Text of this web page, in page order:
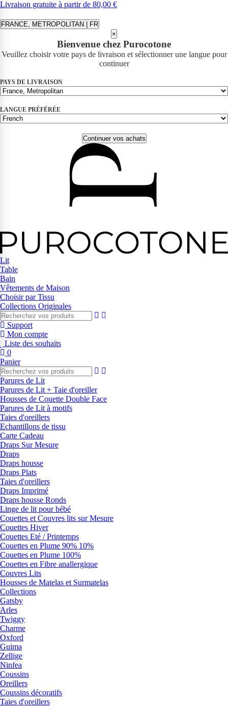
Livraison gratuite à partir de 80,00 €
FRANCE, METROPOLITAN | FR
×
Bienvenue chez Purocotone
Veuillez choisir votre pays de livraison et sélectionner une langue pour
continuer
PAYS DE LIVRAISON
LANGUE PRÉFÉRÉE
Continuer vos achats
Lit
Table
Bain
Vêtements de Maison
Choisir par Tissu
Collections Originales
Support
Mon compte
Liste des souhaits
0
Panier
Parures de Lit
Parures de Lit + Taie d'oreiller
Housses de Couette Double Face
Parures de Lit à motifs
Taies d'oreillers
Echantillons de tissu
Carte Cadeau
Draps Sur Mesure
Draps
Draps housse
Draps Plats
Taies d'oreillers
Draps Imprimé
Draps housse Ronds
Linge de lit pour bébé
Couettes et Couvres lits sur Mesure
Couettes Hiver
Couettes Eté / Printemps
Couettes en Plume 90% 10%
Couettes en Plume 100%
Couettes en Fibre anallergique
Couvres Lits
Housses de Matelas et Surmatelas
Collections
Gatsby
Arles
Twiggy
Charme
Oxford
Guima
Zellige
Ninfea
Coussins
Oreillers
Coussins décoratifs
Taies d'oreillers